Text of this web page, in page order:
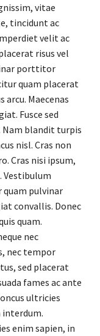
vitae
tincidunt ac
velit ac
risus vel
porttitor
quam placerat
arcu. Maecenas
Fusce sed
blandit turpis
nisl. Cras non
Cras nisi ipsum,
Vestibulum
quam pulvinar
convallis. Donec
quam.
nec
nec tempor
sed placerat
fames ac ante
ultricies
interdum.
enim sapien, in